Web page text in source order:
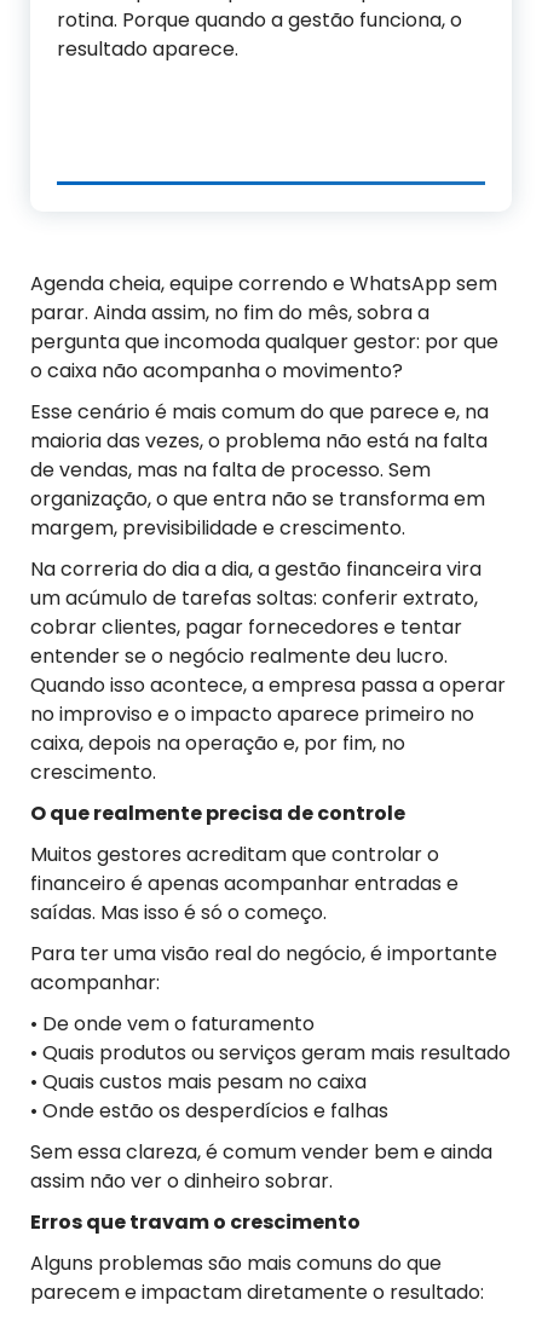
rotina. Porque quando a gestão funciona, o
resultado aparece.
Agenda cheia, equipe correndo e WhatsApp sem
parar. Ainda assim, no fim do mês, sobra a
pergunta que incomoda qualquer gestor: por que
o caixa não acompanha o movimento?
Esse cenário é mais comum do que parece e, na
maioria das vezes, o problema não está na falta
de vendas, mas na falta de processo. Sem
organização, o que entra não se transforma em
margem, previsibilidade e crescimento.
Na correria do dia a dia, a gestão financeira vira
um acúmulo de tarefas soltas: conferir extrato,
cobrar clientes, pagar fornecedores e tentar
entender se o negócio realmente deu lucro.
Quando isso acontece, a empresa passa a operar
no improviso e o impacto aparece primeiro no
caixa, depois na operação e, por fim, no
crescimento.
O que realmente precisa de controle
Muitos gestores acreditam que controlar o
financeiro é apenas acompanhar entradas e
saídas. Mas isso é só o começo.
Para ter uma visão real do negócio, é importante
acompanhar:
• De onde vem o faturamento
• Quais produtos ou serviços geram mais resultado
• Quais custos mais pesam no caixa
• Onde estão os desperdícios e falhas
Sem essa clareza, é comum vender bem e ainda
assim não ver o dinheiro sobrar.
Erros que travam o crescimento
Alguns problemas são mais comuns do que
parecem e impactam diretamente o resultado: